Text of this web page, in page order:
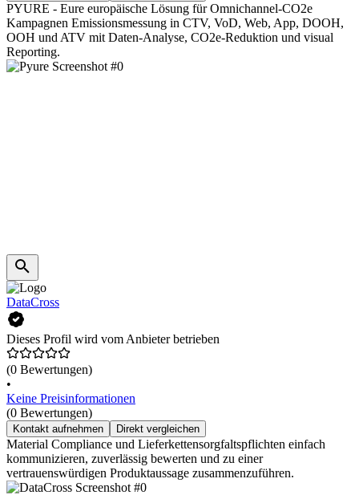
PYURE - Eure europäische Lösung für Omnichannel-CO2e
Kampagnen Emissionsmessung in CTV, VoD, Web, App, DOOH,
OOH und ATV mit Daten-Analyse, CO2e-Reduktion und visual
Reporting.
DataCross
Dieses Profil wird vom Anbieter betrieben
(0 Bewertungen)
•
Keine Preisinformationen
(0 Bewertungen)
Kontakt aufnehmen Direkt vergleichen
Material Compliance und Lieferkettensorgfaltspflichten einfach
kommunizieren, zuverlässig bewerten und zu einer
vertrauenswürdigen Produktaussage zusammenzuführen.